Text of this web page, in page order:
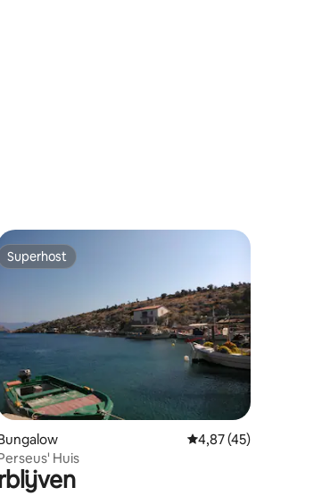
van 4,96 op 5, 54 recensies
Superhost
Superhost
Gemiddelde
4,87 (45)
Huis